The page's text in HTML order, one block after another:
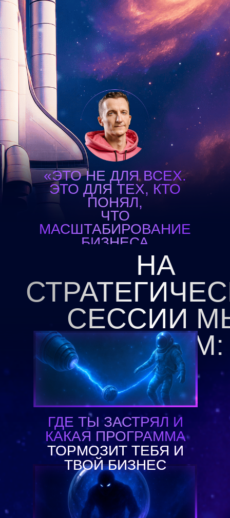
«ЭТО НЕ ДЛЯ ВСЕХ.
ЭТО ДЛЯ ТЕХ, КТО
ПОНЯЛ,
ЧТО
МАСШТАБИРОВАНИЕ
БИЗНЕСА
НЕВОЗМОЖНО БЕЗ
МАСШТАБИРОВАНИЯ
СЕБЯ, КАК
ЛИЧНОСТИ»
НА
СЕССИИ
ВЫЯВИМ:
ГДЕ ТЫ ЗАСТРЯЛ И
КАКАЯ ПРОГРАММА
ТОРМОЗИТ ТЕБЯ И
ТВОЙ БИЗНЕС